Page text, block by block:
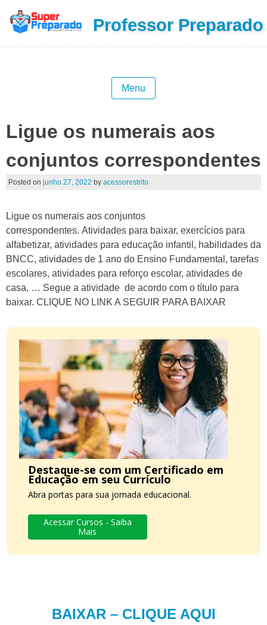
Professor Preparado
Menu
Ligue os numerais aos
conjuntos correspondentes
Posted on junho 27, 2022 by acessorestrito
Ligue os numerais aos conjuntos
correspondentes. Atividades para baixar, exercícios para
alfabetizar, atividades para educação infantil, habilidades da
BNCC, atividades de 1 ano do Ensino Fundamental, tarefas
escolares, atividades para reforço escolar, atividades de
casa, … Segue a atividade de acordo com o título para
baixar. CLIQUE NO LINK A SEGUIR PARA BAIXAR
Destaque-se com um Certificado em
Educação em seu Currículo
Abra portas para sua jornada educacional.
Acessar Cursos - Saiba
Mais
BAIXAR – CLIQUE AQUI